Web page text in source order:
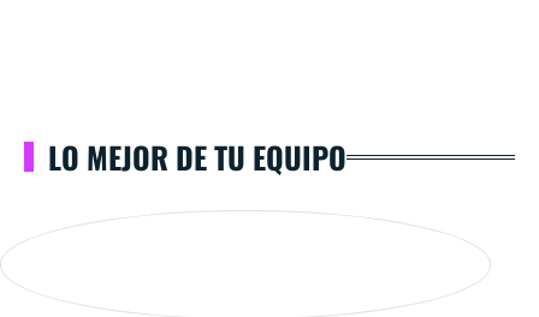
LO MEJOR DE TU EQUIPO